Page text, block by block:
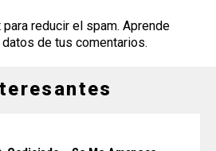
reducir el spam. Aprende
de tus comentarios.